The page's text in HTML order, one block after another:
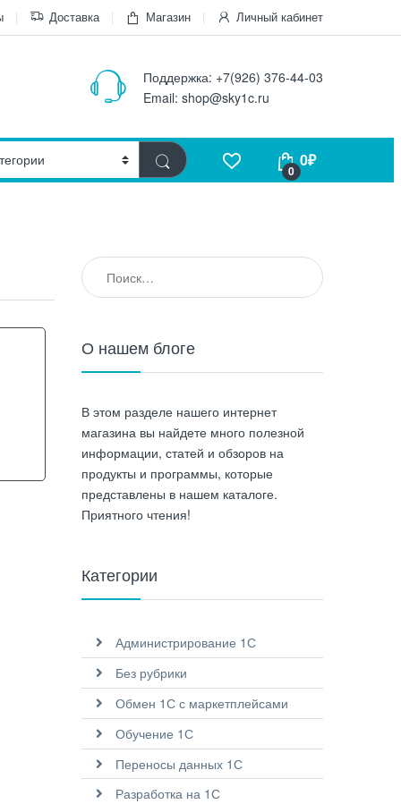
Доставка Магазин Личный кабинет
Поддержка: +7(926) 376-44-03
Email: shop@sky1c.ru
0
0₽
О нашем блоге
В этом разделе нашего интернет
магазина вы найдете много полезной
информации, статей и обзоров на
продукты и программы, которые
представлены в нашем каталоге.
Приятного чтения!
Категории
Администрирование 1С
Без рубрики
Обмен 1С с маркетплейсами
Обучение 1С
Переносы данных 1С
Разработка на 1С